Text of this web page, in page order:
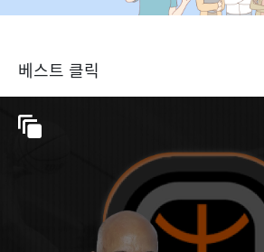
베스트 클릭